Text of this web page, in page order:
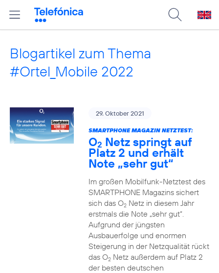
Blogartikel zum Thema
#Ortel_Mobile 2022
29. Oktober 2021
SMARTPHONE MAGAZIN NETZTEST:
O2 Netz springt auf
Platz 2 und erhält
Note „sehr gut“
Im großen Mobilfunk-Netztest des
SMARTPHONE Magazins sichert
sich das O2Netz in diesem Jahr
erstmals die Note „sehr gut“.
Aufgrund der jüngsten
Ausbauerfolge und enormen
Steigerung in der Netzqualität rückt
das O2Netz außerdem auf Platz 2
der besten deutschen